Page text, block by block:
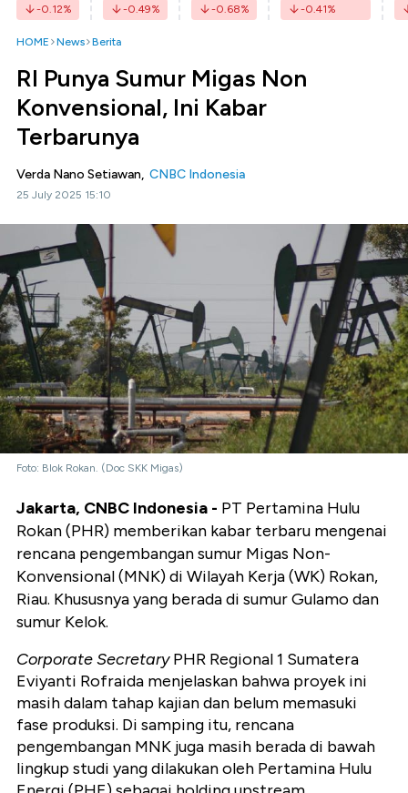
-0.12% -0.49% -0.68% -0.41%
HOME News Berita
RI Punya Sumur Migas Non
Konvensional, Ini Kabar
Terbarunya
Verda Nano Setiawan, CNBC Indonesia
25 July 2025 15:10
Foto: Blok Rokan. (Doc SKK Migas)
Jakarta, CNBC Indonesia - PT Pertamina Hulu
Rokan (PHR) memberikan kabar terbaru mengenai
rencana pengembangan sumur Migas Non-
Konvensional (MNK) di Wilayah Kerja (WK) Rokan,
Riau. Khususnya yang berada di sumur Gulamo dan
sumur Kelok.
Corporate SecretaryPHR Regional 1 Sumatera
Eviyanti Rofraida menjelaskan bahwa proyek ini
masih dalam tahap kajian dan belum memasuki
fase produksi. Di samping itu, rencana
pengembangan MNK juga masih berada di bawah
lingkup studi yang dilakukan oleh Pertamina Hulu